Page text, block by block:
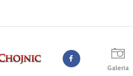
Galeria